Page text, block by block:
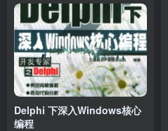
Delphi 下深入Windows核心
编程